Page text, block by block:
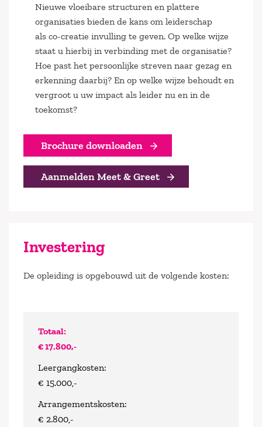
Nieuwe vloeibare structuren en plattere
organisaties bieden de kans om leiderschap
als co-creatie invulling te geven. Op welke wijze
staat u hierbij in verbinding met de organisatie?
Hoe past het persoonlijke streven naar gezag en
erkenning daarbij? En op welke wijze behoudt en
vergroot u uw impact als leider nu en in de
toekomst?
Brochure downloaden
Aanmelden Meet & Greet
Investering
De opleiding is opgebouwd uit de volgende kosten:
Totaal:
€ 17.800,-
Leergangkosten:
€ 15.000,-
Arrangementskosten:
€ 2.800,-